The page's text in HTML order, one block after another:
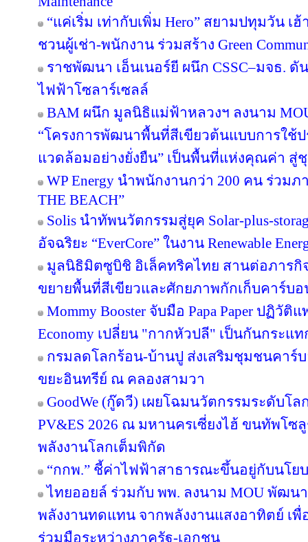
“แค่เริ่ม เท่ากับเพิ่ม Hero” สยามปทุมวัน เฮ้
ชวนผู้เช่า-พนักงาน ร่วมสร้าง Green
ราชพัฒนา เอ็นเนอร์ยี ผนึก CSSC–มจธ. ดั
ไฟฟ้าโซลาร์เซลล์
BAM ผนึก มูลนิธิแม่ฟ้าหลวงฯ ลงนาม
“โครงการพัฒนาพื้นที่สีเขียวต้นแบบการใช้
แวดล้อมอย่างยั่งยืน” เป็นพื้นที่แห่งคุณค่า สู่
WP Energy นำพนักงานกว่า 200 คน ร่วมภ
THE BEACH”
Solis นำทัพนวัตกรรมสู่ยุค Solar-plus-
อัจฉริยะ “EverCore” ในงาน Renewable
มูลนิธิมิตซูบิชิ อิเล็คทริคไทย สานต่อภาร
ขยายพื้นที่สีเขียวและศักยภาพกักเก็บคาร์บอ
Mommy Booster จับมือ Papa Paper ปฏิวัติ
Economy เปลี่ยน "กากหัวปลี" เป็นกันกระแ
กรมลดโลกร้อน-บ้านปู ส่งเสริมชุมชนคาร์
ขยะอินทรีย์ ณ คลองสามวา
GoodWe (กู๊ดวี) เผยโฉมนวัตกรรมระดับโล
PV&ES 2026 ณ มหานครเซี่ยงไฮ้ ขนทัพโ
พลังงานโลกเต็มพิกัด
“กกพ.” ชี้ค่าไฟฟ้าสาธารณะขึ้นอยู่กับนโย
ไทยออยล์ ร่วมกับ พพ. ลงนาม MOU พัฒนา
พลังงานทดแทน จากพลังงานแสงอาทิตย์ เพื่
ร่วมมือระหว่างภาครัฐ-เอกชน